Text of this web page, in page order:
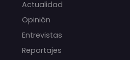
Actualidad
Opinión
Entrevistas
Reportajes